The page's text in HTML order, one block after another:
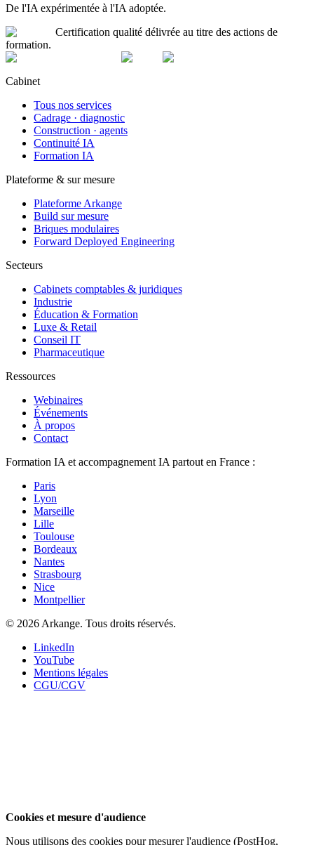
De l'IA expérimentée à l'IA adoptée.
Certification qualité délivrée au titre des actions de
formation.
Cabinet
Tous nos services
Cadrage · diagnostic
Construction · agents
Continuité IA
Formation IA
Plateforme & sur mesure
Plateforme Arkange
Build sur mesure
Briques modulaires
Forward Deployed Engineering
Secteurs
Cabinets comptables & juridiques
Industrie
Éducation & Formation
Luxe & Retail
Conseil IT
Pharmaceutique
Ressources
Webinaires
Événements
À propos
Contact
Formation IA et accompagnement IA partout en France :
Paris
Lyon
Marseille
Lille
Toulouse
Bordeaux
Nantes
Strasbourg
Nice
Montpellier
© 2026 Arkange. Tous droits réservés.
LinkedIn
YouTube
Mentions légales
CGU/CGV
Cookies et mesure d'audience
Nous utilisons des cookies pour mesurer l'audience (PostHog,